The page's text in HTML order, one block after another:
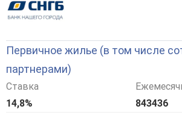
Первичное жилье (в том числе
партнерами)
Ставка
14,8%
843436